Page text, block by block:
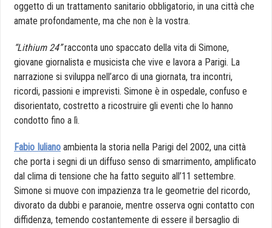
oggetto di un trattamento sanitario obbligatorio, in una città che
amate profondamente, ma che non è la vostra.
“Lithium 24”racconta uno spaccato della vita di Simone,
giovane giornalista e musicista che vive e lavora a Parigi. La
narrazione si sviluppa nell’arco di una giornata, tra incontri,
ricordi, passioni e imprevisti. Simone è in ospedale, confuso e
disorientato, costretto a ricostruire gli eventi che lo hanno
condotto fino a lì.
Fabio Iuliano ambienta la storia nella Parigi del 2002, una città
che porta i segni di un diffuso senso di smarrimento, amplificato
dal clima di tensione che ha fatto seguito all’11 settembre.
Simone si muove con impazienza tra le geometrie del ricordo,
divorato da dubbi e paranoie, mentre osserva ogni contatto con
diffidenza, temendo costantemente di essere il bersaglio di